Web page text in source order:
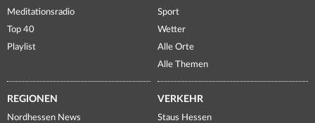
Meditationsradio
Top 40
Playlist
Sport
Wetter
Alle Orte
Alle Themen
REGIONEN
Nordhessen News
VERKEHR
Staus Hessen